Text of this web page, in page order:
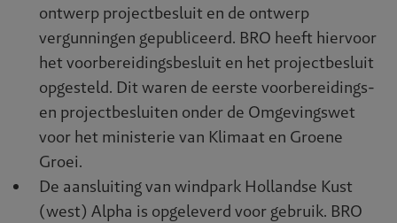
ontwerp projectbesluit en de ontwerp
vergunningen gepubliceerd. BRO heeft hiervoor
het voorbereidingsbesluit en het projectbesluit
opgesteld. Dit waren de eerste voorbereidings-
en projectbesluiten onder de Omgevingswet
voor het ministerie van Klimaat en Groene
Groei.
De aansluiting van windpark Hollandse Kust
(west) Alpha is opgeleverd voor gebruik. BRO